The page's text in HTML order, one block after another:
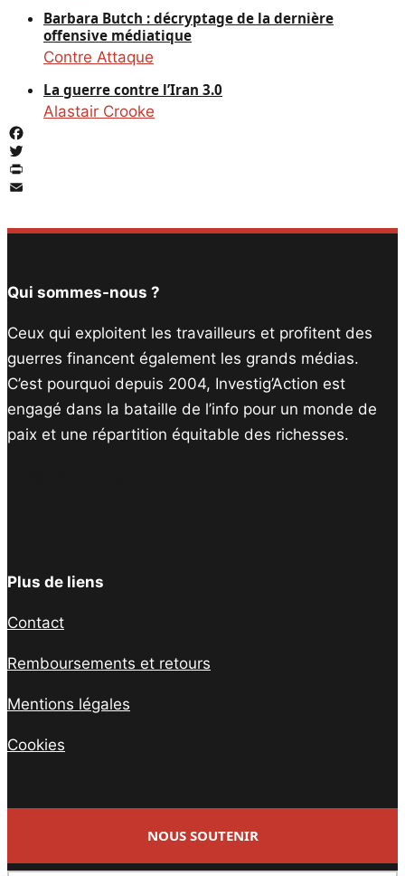
Barbara Butch : décryptage de la dernière
offensive médiatique
Contre Attaque
La guerre contre l’Iran 3.0
Alastair Crooke
Facebook
Twitter
PrintFriendly
Qui sommes-nous ?
Ceux qui exploitent les travailleurs et profitent des
guerres financent également les grands médias.
C’est pourquoi depuis 2004, Investig’Action est
engagé dans la bataille de l’info pour un monde de
paix et une répartition équitable des richesses.
Plus de liens
Contact
Remboursements et retours
Mentions légales
Cookies
NOUS SOUTENIR